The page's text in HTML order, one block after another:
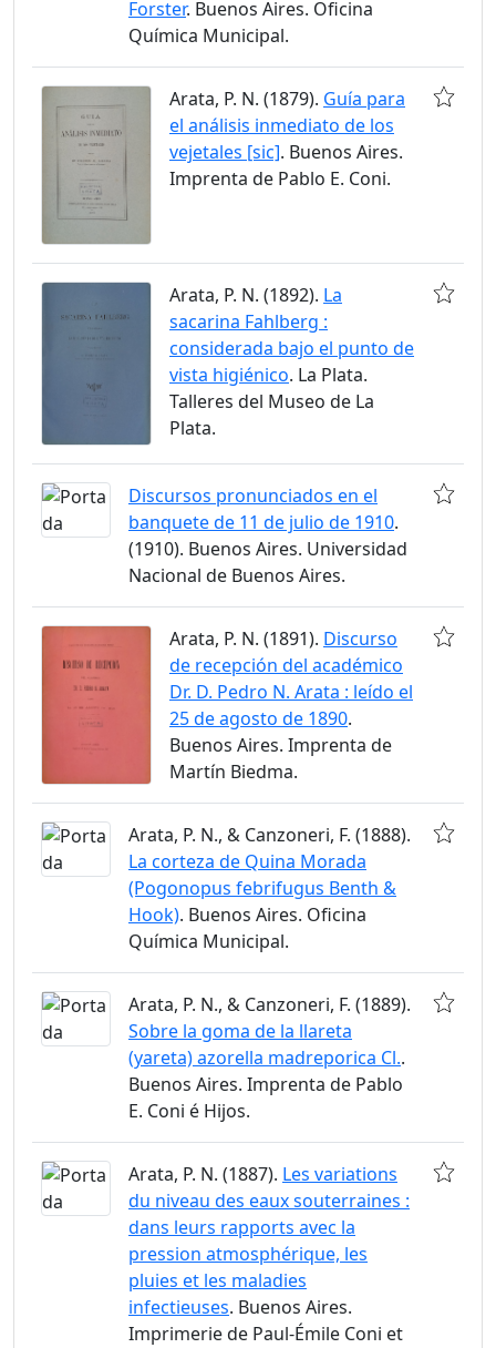
Forster. Buenos Aires. Oficina
Química Municipal.
Arata, P. N. (1879). Guía para
el análisis inmediato de los
vejetales [sic]. Buenos Aires.
Imprenta de Pablo E. Coni.
Arata, P. N. (1892). La
sacarina Fahlberg :
considerada bajo el punto de
vista higiénico. La Plata.
Talleres del Museo de La
Plata.
Discursos pronunciados en el
banquete de 11 de julio de 1910.
(1910). Buenos Aires. Universidad
Nacional de Buenos Aires.
Arata, P. N. (1891). Discurso
de recepción del académico
Dr. D. Pedro N. Arata : leído el
25 de agosto de 1890.
Buenos Aires. Imprenta de
Martín Biedma.
Arata, P. N., & Canzoneri, F. (1888).
La corteza de Quina Morada
(Pogonopus febrifugus Benth &
Hook). Buenos Aires. Oficina
Química Municipal.
Arata, P. N., & Canzoneri, F. (1889).
Sobre la goma de la llareta
(yareta) azorella madreporica Cl..
Buenos Aires. Imprenta de Pablo
E. Coni é Hijos.
Arata, P. N. (1887). Les variations
du niveau des eaux souterraines :
dans leurs rapports avec la
pression atmosphérique, les
pluies et les maladies
infectieuses. Buenos Aires.
Imprimerie de Paul-Émile Coni et